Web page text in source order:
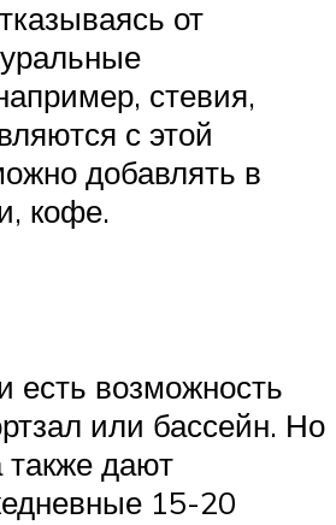
от
стевия,
с этой
добавлять в
кофе.
есть возможность
или бассейн. Но
также дают
15-20